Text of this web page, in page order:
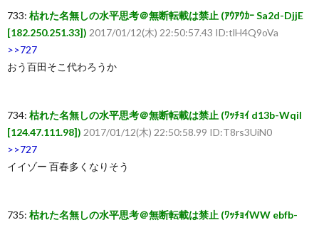
733: 枯れた名無しの水平思考＠無断転載は禁止 (ｱｳｱｳｶｰ Sa2d-DjjE
[182.250.251.33]) 2017/01/12(木) 22:50:57.43 ID:tlH4Q9oVa
>>727
おう百田そこ代わろうか
734: 枯れた名無しの水平思考＠無断転載は禁止 (ﾜｯﾁｮｲ d13b-Wqil
[124.47.111.98]) 2017/01/12(木) 22:50:58.99 ID:T8rs3UiN0
>>727
イイゾー 百春多くなりそう
735: 枯れた名無しの水平思考＠無断転載は禁止 (ﾜｯﾁｮｲWW ebfb-